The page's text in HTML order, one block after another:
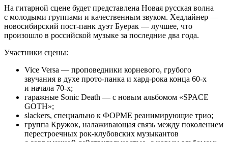
На гитарной сцене будет представлена Новая русская волна
с молодыми группами и качественным звуком. Хедлайнер —
новосибирский пост-панк дуэт Буерак — лучшее, что
произошло в российской музыке за последние два года.
Участники сцены:
Vice Versa — проповедники корневого, грубого
звучания в духе прото-панка и хард-рока конца 60-х
и начала 70-х;
гаражные Sonic Death — с новым альбомом «SPACE
GOTH»;
slackers, специально к ФОРМЕ реанимирующие трио;
группа Кружок, налаживающая связь между поколением
перестроечных рок-клубовских музыкантов